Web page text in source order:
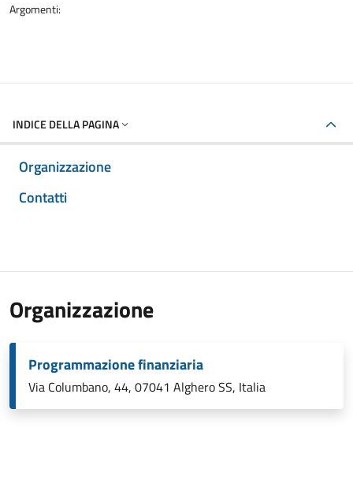
Argomenti:
INDICE DELLA PAGINA
Organizzazione
Contatti
Organizzazione
Programmazione finanziaria
Via Columbano, 44, 07041 Alghero SS, Italia